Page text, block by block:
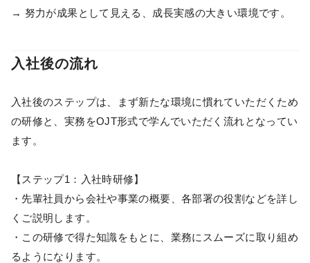
→ 努力が成果として見える、成長実感の大きい環境です。
入社後の流れ
入社後のステップは、まず新たな環境に慣れていただくため
の研修と、実務をOJT形式で学んでいただく流れとなってい
ます。
【ステップ1：入社時研修】
・先輩社員から会社や事業の概要、各部署の役割などを詳し
くご説明します。
・この研修で得た知識をもとに、業務にスムーズに取り組め
るようになります。